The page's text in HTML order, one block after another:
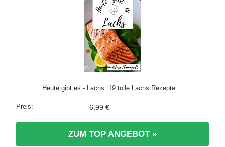
Heute gibt es - Lachs: 19 tolle Lachs Rezepte ...
6,99 €
ZUM TOP ANGEBOT »